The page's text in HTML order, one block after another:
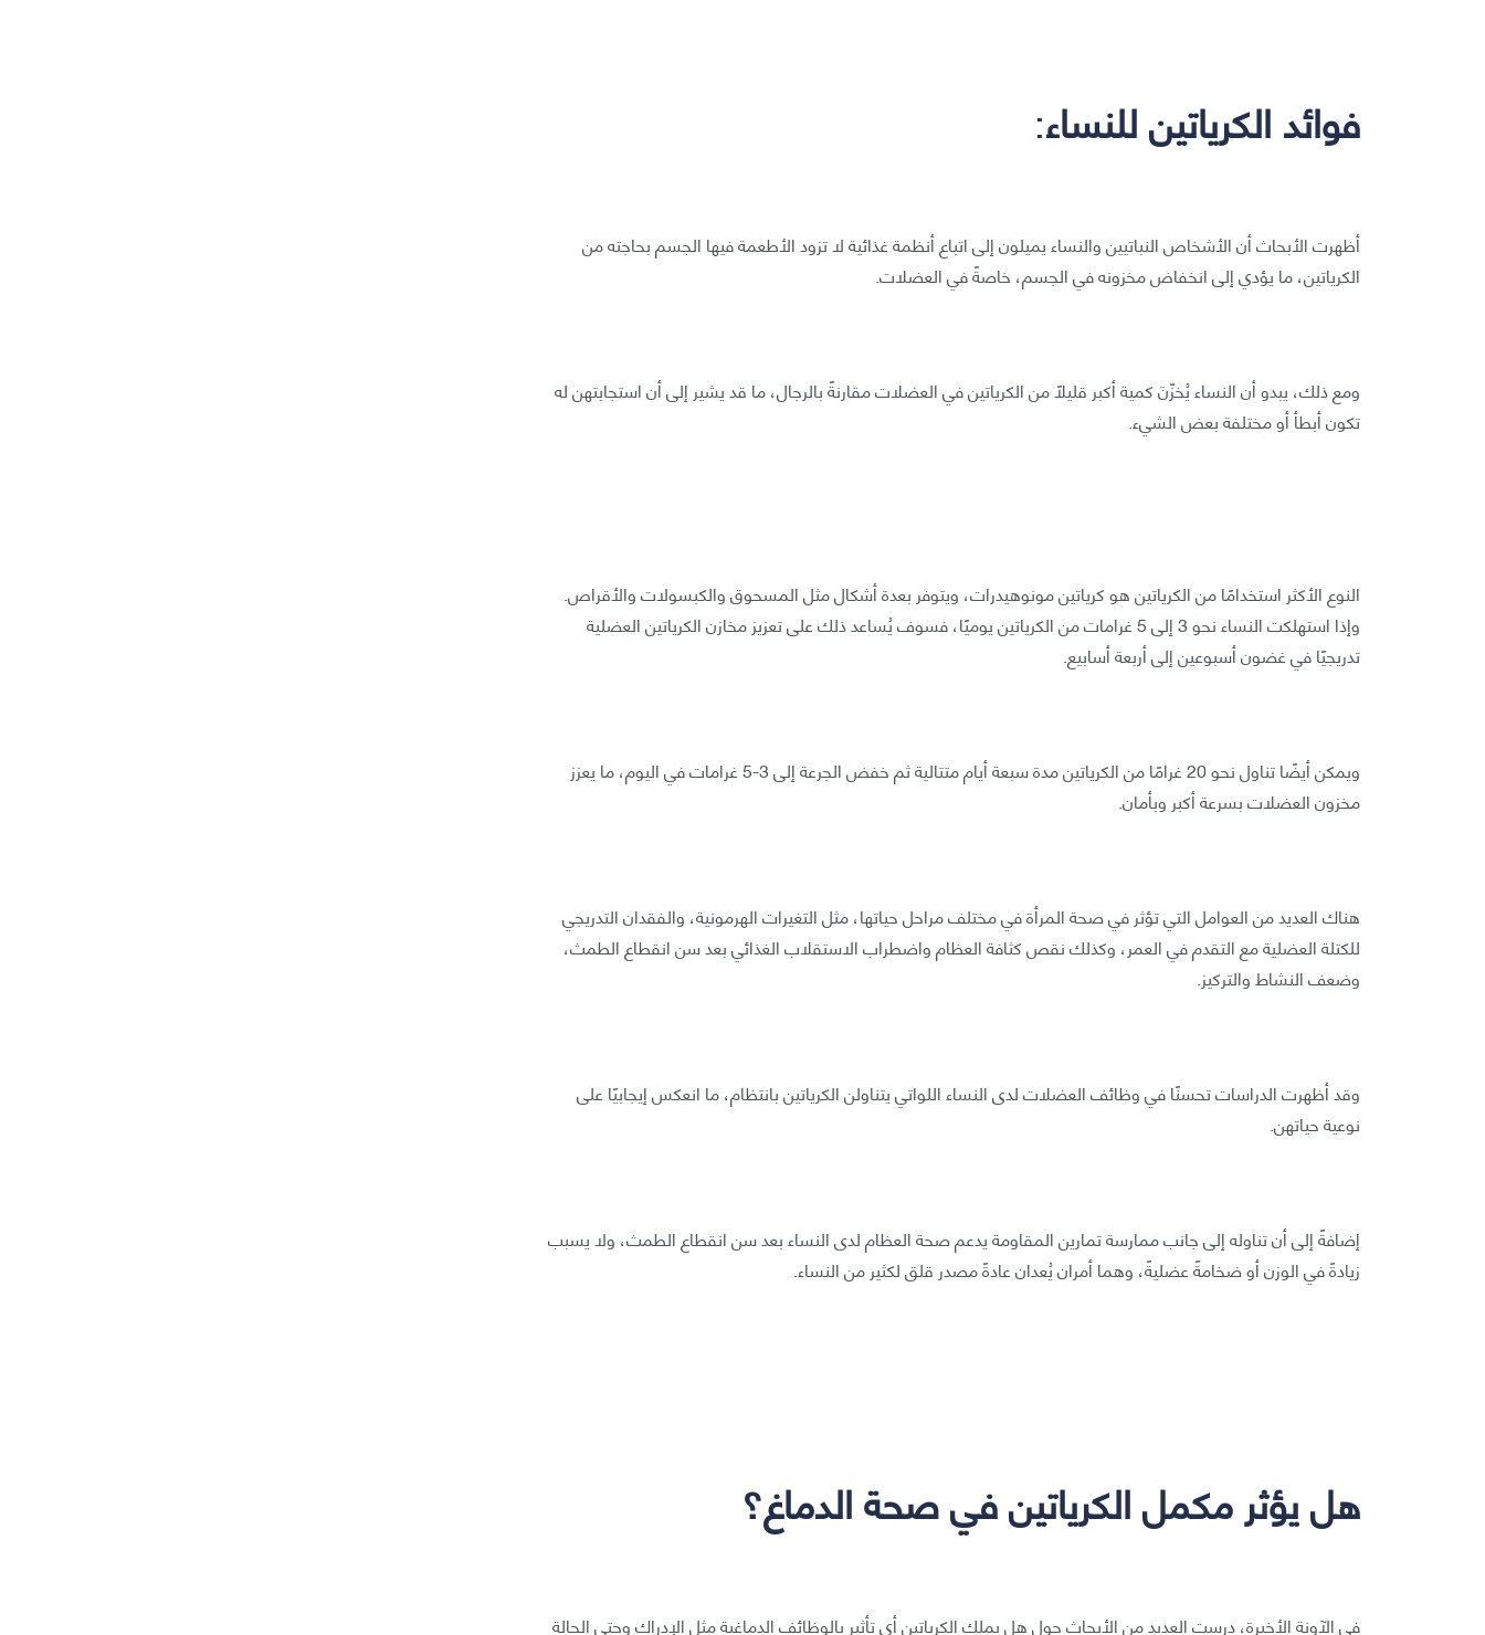
فوائد الكرياتين للنساء:
أظهرت الأبحاث أن الأشخاص النباتيين والنساء يميلون إلى اتباع أنظمة غذائية لا تزود الأطعمة فيها الجسم بحاجته من
الكرياتين، ما يؤدي إلى انخفاض مخزونه في الجسم، خاصةً في العضلات.
ومع ذلك، يبدو أن النساء يُخزّنَ كمية أكبر قليلًا من الكرياتين في العضلات مقارنةً بالرجال، ما قد يشير إلى أن استجابتهن له
تكون أبطأ أو مختلفة بعض الشيء.
النوع الأكثر استخدامًا من الكرياتين هو كرياتين مونوهيدرات، ويتوفر بعدة أشكال مثل المسحوق والكبسولات والأقراص.
وإذا استهلكت النساء نحو 3 إلى 5 غرامات من الكرياتين يوميًا، فسوف يُساعد ذلك على تعزيز مخازن الكرياتين العضلية
تدريجيًا في غضون أسبوعين إلى أربعة أسابيع.
ويمكن أيضًا تناول نحو 20 غرامًا من الكرياتين مدة سبعة أيام متتالية ثم خفض الجرعة إلى 3-5 غرامات في اليوم، ما يعزز
مخزون العضلات بسرعة أكبر وبأمان.
هناك العديد من العوامل التي تؤثر في صحة المرأة في مختلف مراحل حياتها، مثل التغيرات الهرمونية، والفقدان التدريجي
للكتلة العضلية مع التقدم في العمر، وكذلك نقص كثافة العظام واضطراب الاستقلاب الغذائي بعد سن انقطاع الطمث،
وضعف النشاط والتركيز.
وقد أظهرت الدراسات تحسنًا في وظائف العضلات لدى النساء اللواتي يتناولن الكرياتين بانتظام، ما انعكس إيجابيًا على
نوعية حياتهن.
إضافةً إلى أن تناوله إلى جانب ممارسة تمارين المقاومة يدعم صحة العظام لدى النساء بعد سن انقطاع الطمث، ولا يسبب
زيادةً في الوزن أو ضخامةً عضليةً، وهما أمران يُعدان عادةً مصدر قلق لكثير من النساء.
هل يؤثر مكمل الكرياتين في صحة الدماغ؟
في الآونة الأخيرة، درست العديد من الأبحاث حول هل يملك الكرياتين أي تأثير بالوظائف الدماغية مثل الإدراك وحتى الحالة